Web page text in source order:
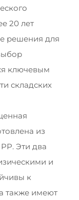
20 лет
решения для
ключевым
складских
из
Эти два
и
к
также имеют